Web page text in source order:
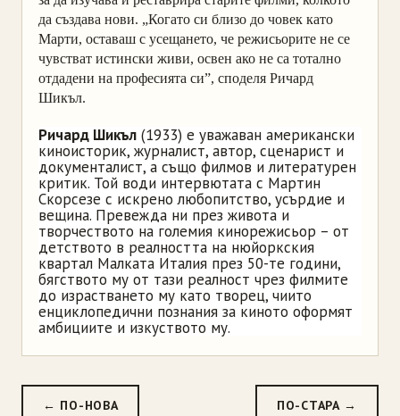
да създава нови. „Когато си близо до човек като
Марти, оставаш с усещането, че режисьорите не се
чувстват истински живи, освен ако не са тотално
отдадени на професията си”, споделя Ричард
Шикъл.
Ричард Шикъл (1933) е уважаван американски
киноисторик, журналист, автор, сценарист и
документалист, а също филмов и литературен
критик. Той води интервютата с Мартин
Скорсезе с искрено любопитство, усърдие и
вещина. Превежда ни през живота и
творчеството на големия кинорежисьор – от
детството в реалността на нюйоркския
квартал Малката Италия през 50-те години,
бягството му от тази реалност чрез филмите
до израстването му като творец, чиито
енциклопедични познания за киното оформят
амбициите и изкуството му.
← ПО-НОВА ПО-СТАРА →